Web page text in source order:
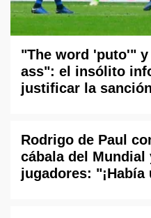
"The word 'puto'"
ass": el insólito
justificar la
Rodrigo de Paul
cábala del Mundial
jugadores: